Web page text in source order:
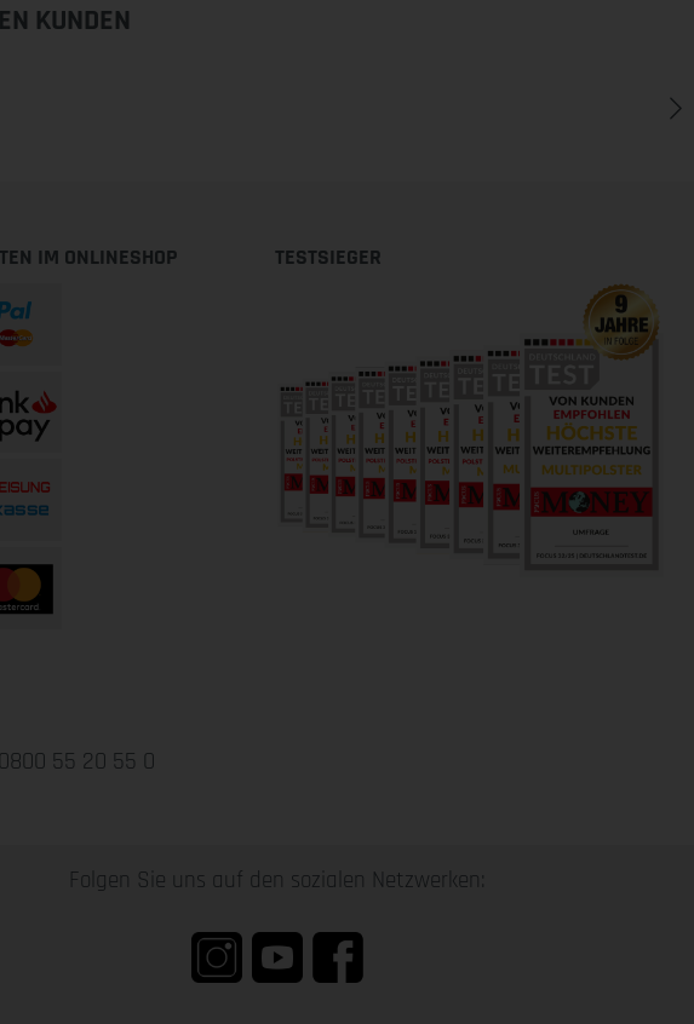
KUNDEN
IM ONLINESHOP TESTSIEGER
0800 55 20 55 0
Folgen Sie uns auf den sozialen Netzwerken: